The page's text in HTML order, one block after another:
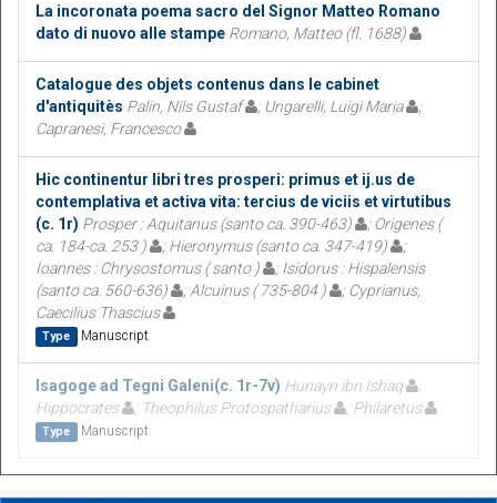
La incoronata poema sacro del Signor Matteo Romano
dato di nuovo alle stampe Romano, Matteo (fl. 1688)
Catalogue des objets contenus dans le cabinet
d'antiquitès Palin, Nils Gustaf ; Ungarelli, Luigi Maria
;
Capranesi, Francesco
Hic continentur libri tres prosperi: primus et ij.us de
contemplativa et activa vita: tercius de viciis et virtutibus
(c. 1r) Prosper : Aquitanus (santo ca. 390-463)
; Origenes (
ca. 184-ca. 253 )
; Hieronymus (santo ca. 347-419)
;
Ioannes : Chrysostomus ( santo )
; Isidorus : Hispalensis
(santo ca. 560-636)
; Alcuinus ( 735-804 )
; Cyprianus,
Caecilius Thascius
Type Manuscript
Isagoge ad Tegni Galeni(c. 1r-7v) Hunayn ibn Ishaq
Hippocrates
; Theophilus Protospatharius ; Philaretus
Type Manuscript